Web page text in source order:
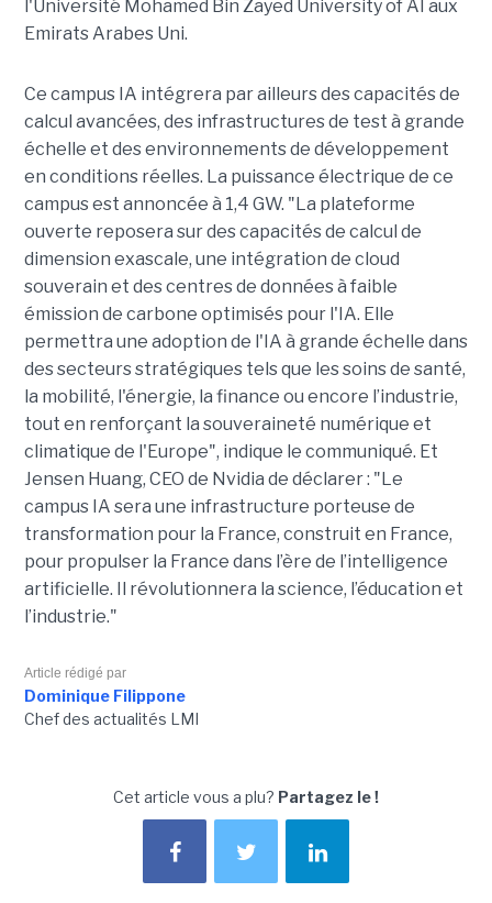
l'Université Mohamed Bin Zayed University of AI aux
Emirats Arabes Uni.
Ce campus IA intégrera par ailleurs des capacités de
calcul avancées, des infrastructures de test à grande
échelle et des environnements de développement
en conditions réelles. La puissance électrique de ce
campus est annoncée à 1,4 GW. "La plateforme
ouverte reposera sur des capacités de calcul de
dimension exascale, une intégration de cloud
souverain et des centres de données à faible
émission de carbone optimisés pour l'IA. Elle
permettra une adoption de l'IA à grande échelle dans
des secteurs stratégiques tels que les soins de santé,
la mobilité, l'énergie, la finance ou encore l’industrie,
tout en renforçant la souveraineté numérique et
climatique de l'Europe", indique le communiqué. Et
Jensen Huang, CEO de Nvidia de déclarer : "Le
campus IA sera une infrastructure porteuse de
transformation pour la France, construit en France,
pour propulser la France dans l’ère de l’intelligence
artificielle. Il révolutionnera la science, l’éducation et
l’industrie."
Article rédigé par
Dominique Filippone
Chef des actualités LMI
Cet article vous a plu? Partagez le !